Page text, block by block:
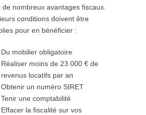
de nombreux avantages fiscaux.
conditions doivent être
pour en bénéficier :
Du mobilier obligatoire
Réaliser moins de 23 000 € de
revenus locatifs par an
Obtenir un numéro SIRET
Tenir une comptabilité
Effacer la fiscalité sur vos